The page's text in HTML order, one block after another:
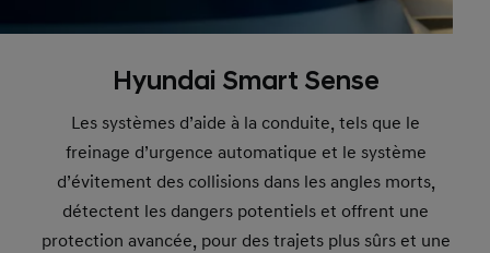
Hyundai Smart Sense
Les systèmes d’aide à la conduite, tels que le
freinage d’urgence automatique et le système
d’évitement des collisions dans les angles morts,
détectent les dangers potentiels et offrent une
protection avancée, pour des trajets plus sûrs et une